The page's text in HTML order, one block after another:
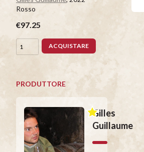
Rosso
€97.25
ACQUISTARE
PRODUTTORE
Gilles
Guillaume